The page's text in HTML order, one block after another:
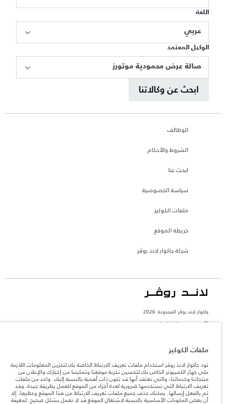
اللغة
عربي
الوكيل المعتمد
صالة عرض محمودية موتورز
ابحث عن وكالاتنا
الوظائف
الشروط والأحكام
ابحث عنا
سياسة الخصوصية
ملفات الكوكيز
خريطة الموقع
شركة جاكوار لاند روڤر
جاكوار لاند روڨر المحدودة: 2026
الأردن, محمودية موتورز
والحد الأقصى لأحمال المحور عند تحميل السيارة بالإكسسوارات والركاب والسوائل والوقود
المعلومات والمواصفات والأسعار والألوان المذكورة على هذا الموقع قد تختلف من بلد إلى
آخر، كما أنّها قد تتغير بدون إشعار مسبق. الرجاء التواصل مع وكيلنا المحلي للتأكد من توفّرها
والتحقق من الأسعار.
ملفات الكوكيز
تود جاكوار لاند روڤر استخدام ملفات تعريف الارتباط الخاصة بك لتخزين المعلومات اللازمة
على جهاز الكمبيوتر الخاص بك لتحسين تجربة موقعنا وتمكيننا من إخبارك والإعلان عن
منتجاتنا وخدماتنا، والتي نعتقد أنها قد تكون ذات أهمية بالنسبة إليك. واحد من ملفات
تعريف الارتباط التي نستخدمها ضرورية لعدة أجزاء من الموقع للعمل بطريقة جيدة، وقد
تم بالفعل إرسالها. يمكنك حذف جميع ملفات تعريف الارتباط من هذا الموقع وحظرها، إلا
أن بعض المكونات الأساسية بالنسبة لاشتغال الموقع قد لا تعمل بشكل صحيح. لمعرفة